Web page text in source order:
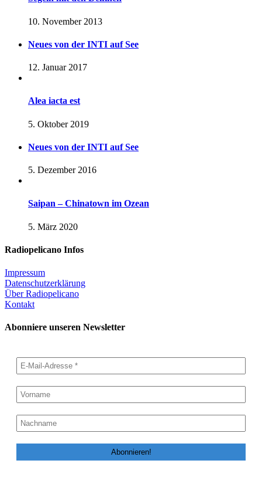
10. November 2013
Neues von der INTI auf See
12. Januar 2017
Alea iacta est
5. Oktober 2019
Neues von der INTI auf See
5. Dezember 2016
Saipan – Chinatown im Ozean
5. März 2020
Radiopelicano Infos
Impressum
Datenschutzerklärung
Über Radiopelicano
Kontakt
Abonniere unseren Newsletter